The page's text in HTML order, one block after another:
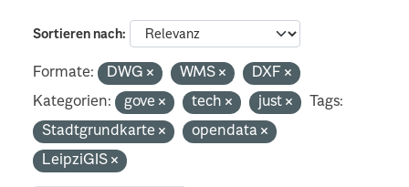
Sortieren nach
Formate: DWG WMS
DXF
Kategorien:
gove tech just
Tags:
Stadtgrundkarte
opendata
LeipziGIS